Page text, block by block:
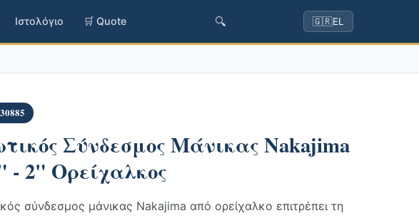
Ιστολόγιο 🛒 Quote 🔍 🇬🇷EL
Σύνδεσμος Μάνικας Nakajima
- 2" Ορείχαλκος
σύνδεσμος μάνικας Nakajima από ορείχαλκο επιτρέπει τη